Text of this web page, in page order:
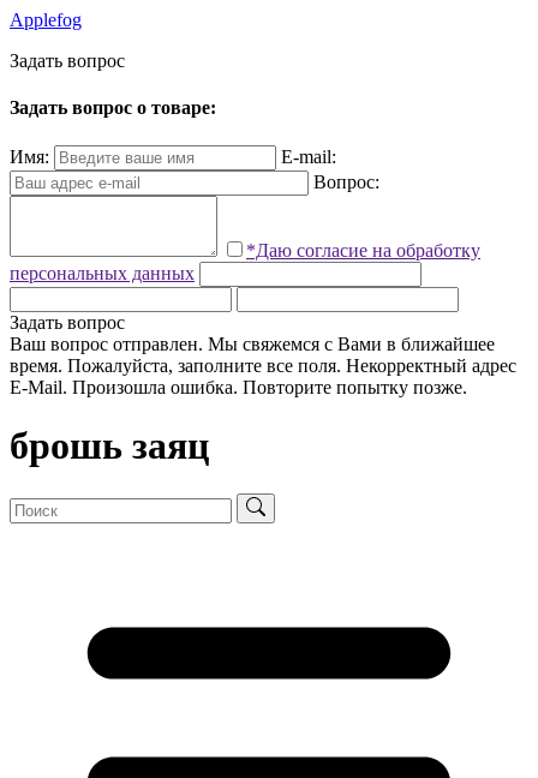
Applefog
Задать вопрос
Задать вопрос о товаре:
Имя:
E-mail:
Вопрос:
*Даю согласие на обработку
персональных данных
Задать вопрос
Ваш вопрос отправлен. Мы свяжемся с Вами в ближайшее
время. Пожалуйста, заполните все поля. Некорректный адрес
E-Mail. Произошла ошибка. Повторите попытку позже.
брошь заяц